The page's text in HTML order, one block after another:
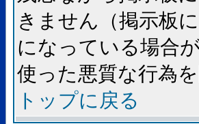
きません（掲示板
になっている場合
使った悪質な行為
トップに戻る